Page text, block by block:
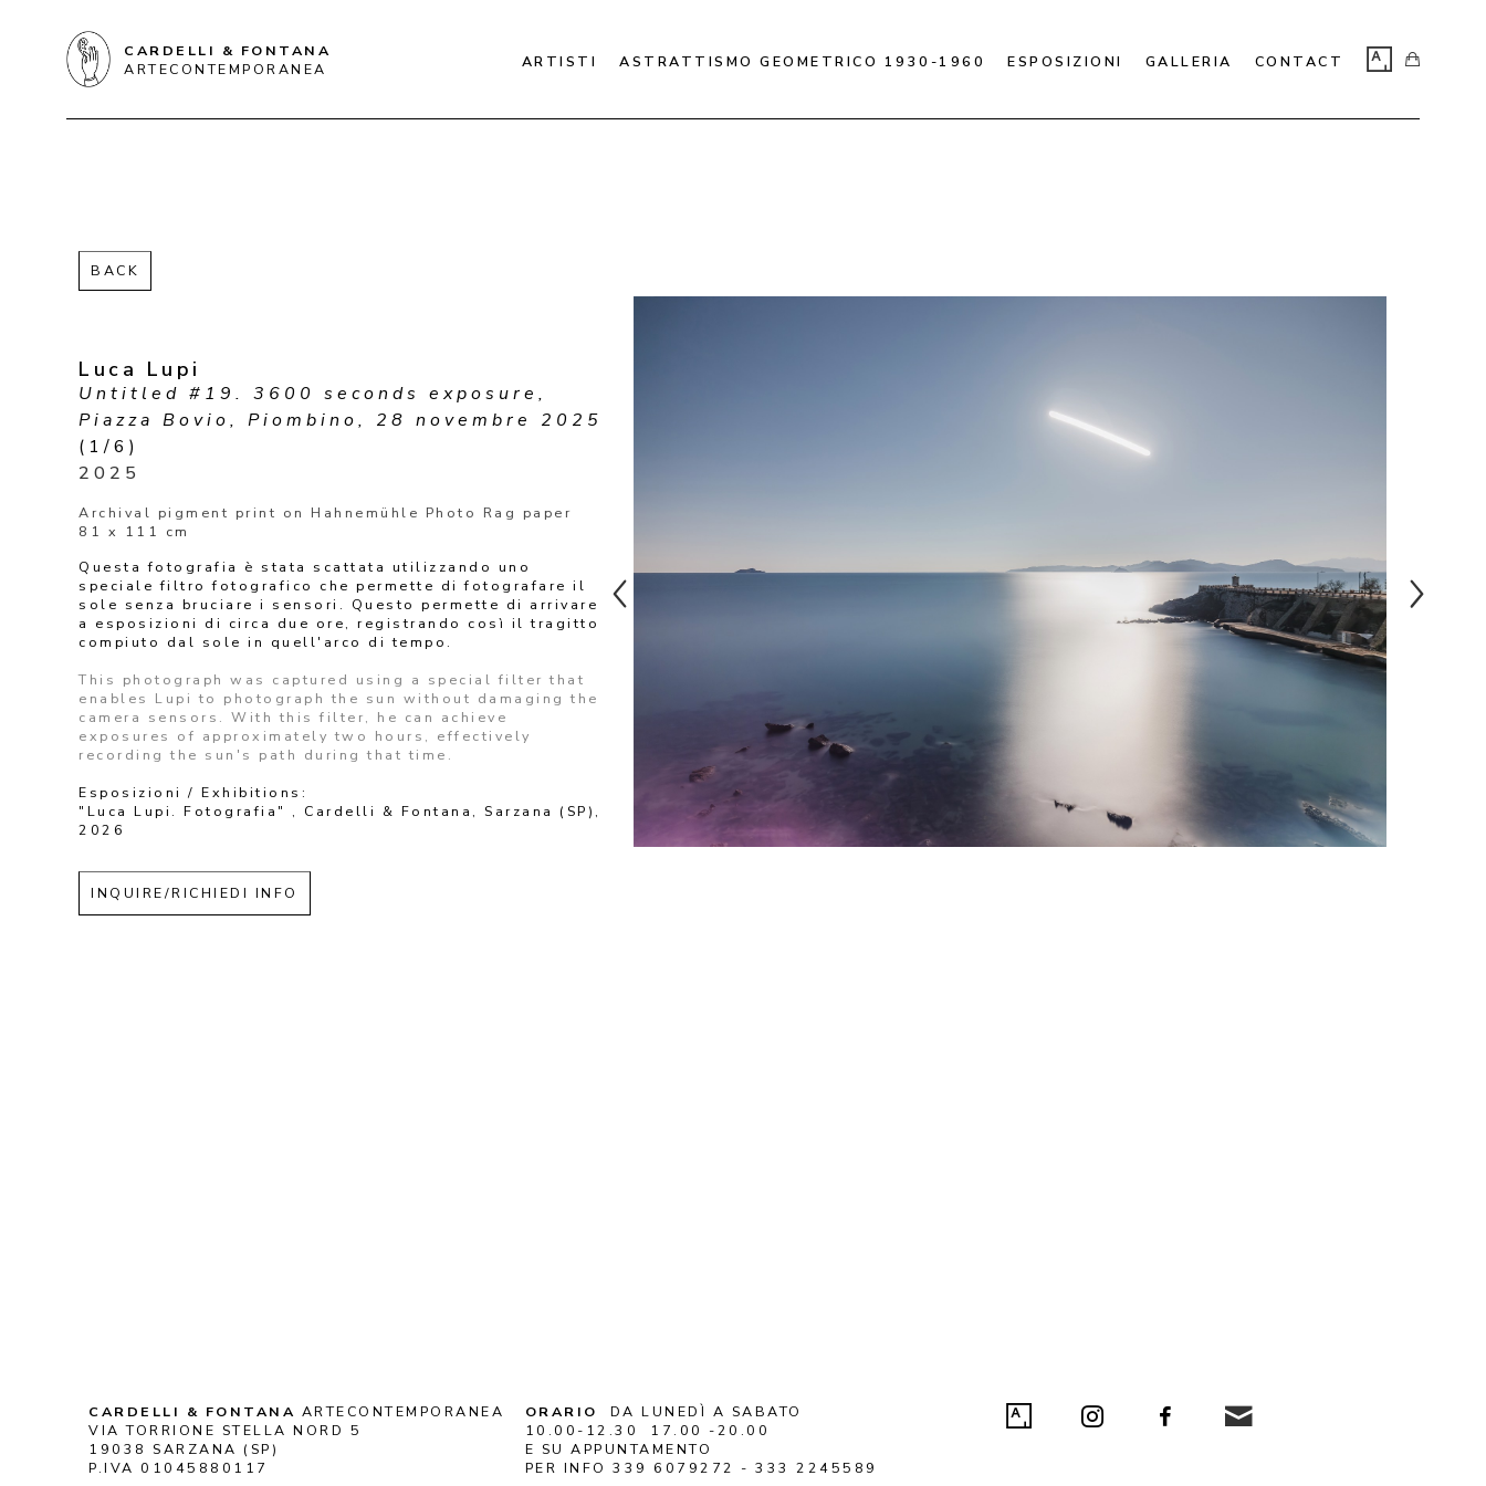
CARDELLI & FONTANA
ARTECONTEMPORANEA
ARTISTI ASTRATTISMO GEOMETRICO 1930-1960 ESPOSIZIONI GALLERIA CONTACT
BACK
Luca Lupi
Untitled #19. 3600 seconds exposure,
Piazza Bovio, Piombino, 28 novembre 2025
(1/6)
2025
Archival pigment print on Hahnemühle Photo Rag paper
81 x 111 cm
Questa fotografia è stata scattata utilizzando uno
speciale filtro fotografico che permette di fotografare il
sole senza bruciare i sensori. Questo permette di arrivare
a esposizioni di circa due ore, registrando così il tragitto
compiuto dal sole in quell'arco di tempo.
This photograph was captured using a special filter that
enables Lupi to photograph the sun without damaging the
camera sensors. With this filter, he can achieve
exposures of approximately two hours, effectively
recording the sun's path during that time.
Esposizioni / Exhibitions:
"Luca Lupi. Fotografia" , Cardelli & Fontana, Sarzana (SP),
2026
INQUIRE/RICHIEDI INFO
CARDELLI & FONTANA ARTECONTEMPORANEA
VIA TORRIONE STELLA NORD 5
19038 SARZANA (SP)
P.IVA 01045880117
ORARIO
DA LUNEDÌ A SABATO
10.00-12.30 17.00 -20.00
E SU APPUNTAMENTO
PER INFO 339 6079272 - 333 2245589